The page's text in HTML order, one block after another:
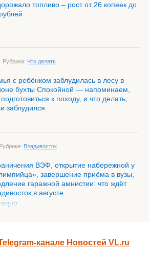
топливо – рост от 26 копеек до
Рубрика: Что делать
с ребёнком заблудилась в лесу в
бухты Спокойной — напоминаем,
подготовиться к походу, и что делать,
заблудился
Рубрика: Владивосток
ВЭФ, открытие набережной у
завершение приёма в вузы,
гаражной амнистии: что ждёт
в августе
канале Новостей VL.ru